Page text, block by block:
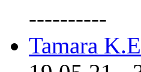
----------
Tamara